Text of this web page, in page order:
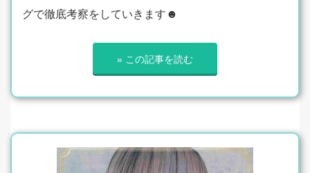
グで徹底考察をしていきます☻
» この記事を読む